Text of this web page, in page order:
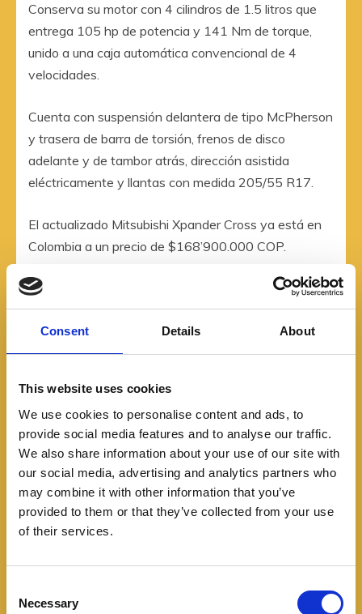
Consent Details About
This website uses cookies
We use cookies to personalise content and ads, to
provide social media features and to analyse our traffic.
We also share information about your use of our site with
our social media, advertising and analytics partners who
may combine it with other information that you’ve
provided to them or that they’ve collected from your use
of their services.
Necessary
Conserva su motor con 4 cilindros de 1.5 litros que
entrega 105 hp de potencia y 141 Nm de torque,
unido a una caja automática convencional de 4
velocidades.
Cuenta con suspensión delantera de tipo McPherson
y trasera de barra de torsión, frenos de disco
adelante y de tambor atrás, dirección asistida
eléctricamente y llantas con medida 205/55 R17.
El actualizado Mitsubishi Xpander Cross ya está en
Colombia a un precio de $168’900.000 COP.
¿Qué opinas del rediseñado Mitsubishi Xpander
Cross? ¿Llevarías a 7 pasajeros en este vehículo?
Escribe en los comentarios.
Xpander,Mitsubishi Xpander Cross
COMPARTIR
Facebook Twitter Pinterest
Navegación
Volkswagen trae el Polo GTS a Colombia